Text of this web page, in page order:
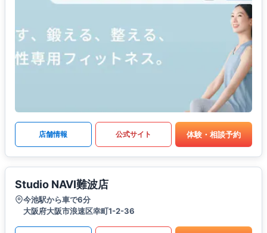
店舗情報 公式サイト 体験・相談予約
Studio NAVI難波店
今池駅から車で6分
大阪府大阪市浪速区幸町1-2-36